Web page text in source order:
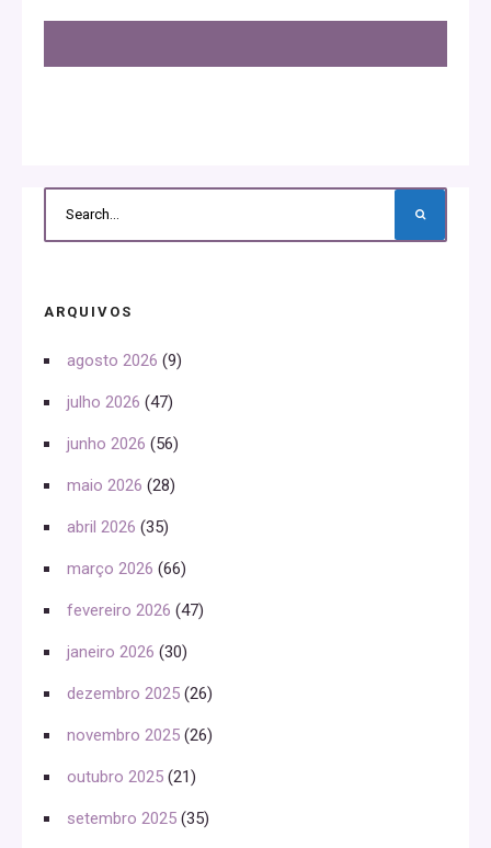
ARQUIVOS
agosto 2026 (9)
julho 2026 (47)
junho 2026 (56)
maio 2026 (28)
abril 2026 (35)
março 2026 (66)
fevereiro 2026 (47)
janeiro 2026 (30)
dezembro 2025 (26)
novembro 2025 (26)
outubro 2025 (21)
setembro 2025 (35)